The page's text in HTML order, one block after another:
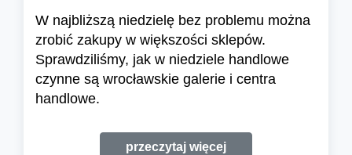
W najbliższą niedzielę bez problemu można
zrobić zakupy w większości sklepów.
Sprawdziliśmy, jak w niedziele handlowe
czynne są wrocławskie galerie i centra
handlowe.
przeczytaj więcej